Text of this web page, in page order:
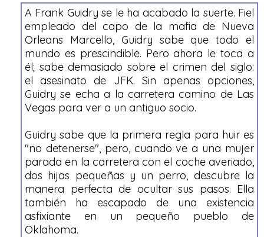
A Frank Guidry se le ha acabado la suerte. Fiel
empleado del capo de la mafia de Nueva
Orleans Marcello, Guidry sabe que todo el
mundo es prescindible. Pero ahora le toca a
él; sabe demasiado sobre el crimen del siglo:
el asesinato de JFK. Sin apenas opciones,
Guidry se echa a la carretera camino de Las
Vegas para ver a un antiguo socio.
Guidry sabe que la primera regla para huir es
"no detenerse", pero, cuando ve a una mujer
parada en la carretera con el coche averiado,
dos hijas pequeñas y un perro, descubre la
manera perfecta de ocultar sus pasos. Ella
también ha escapado de una existencia
asfixiante en un pequeño pueblo de
Oklahoma.